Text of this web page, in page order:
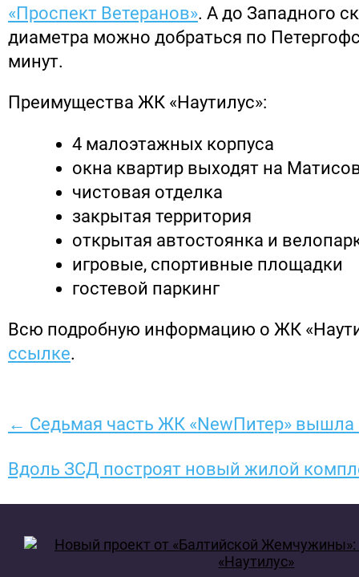
«Проспект Ветеранов». А до Западного
диаметра можно добраться по
минут.
Преимущества ЖК «Наутилус»:
4 малоэтажных корпуса
окна квартир выходят на
чистовая отделка
закрытая территория
открытая автостоянка и
игровые, спортивные площадки
гостевой паркинг
Всю подробную информацию о ЖК
ссылке.
← Седьмая часть ЖК «NewПитер» вышла
Вдоль ЗСД построят новый жилой